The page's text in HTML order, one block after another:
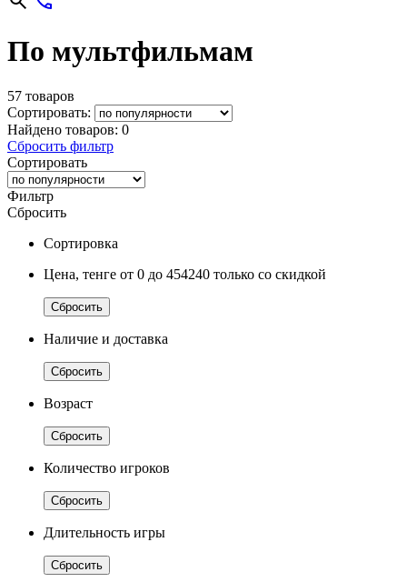
По мультфильмам
57 товаров
Сортировать:
Найдено товаров: 0
Сбросить фильтр
Сортировать
Фильтр
Сбросить
Сортировка
Цена, тенге от 0 до 454240 только со скидкой
Сбросить
Наличие и доставка
Сбросить
Возраст
Сбросить
Количество игроков
Сбросить
Длительность игры
Сбросить